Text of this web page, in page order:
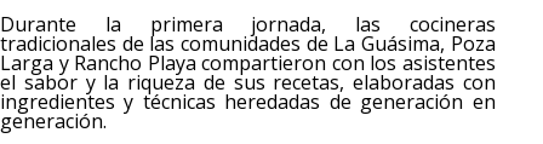
Durante la primera jornada, las cocineras
tradicionales de las comunidades de La Guásima, Poza
Larga y Rancho Playa compartieron con los asistentes
el sabor y la riqueza de sus recetas, elaboradas con
ingredientes y técnicas heredadas de generación en
generación.